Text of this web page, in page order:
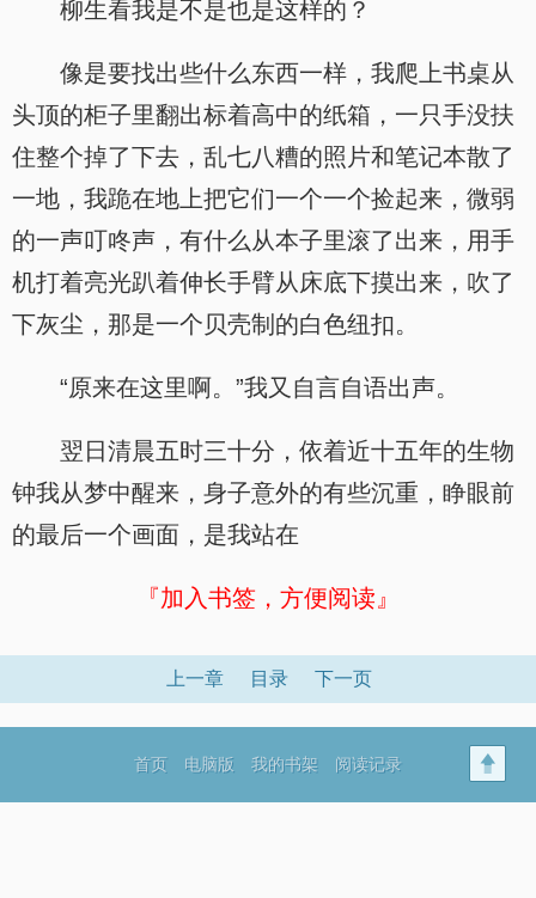
柳生看我是不是也是这样的？
像是要找出些什么东西一样，我爬上书桌从
头顶的柜子里翻出标着高中的纸箱，一只手没扶
住整个掉了下去，乱七八糟的照片和笔记本散了
一地，我跪在地上把它们一个一个捡起来，微弱
的一声叮咚声，有什么从本子里滚了出来，用手
机打着亮光趴着伸长手臂从床底下摸出来，吹了
下灰尘，那是一个贝壳制的白色纽扣。
“原来在这里啊。”我又自言自语出声。
翌日清晨五时三十分，依着近十五年的生物
钟我从梦中醒来，身子意外的有些沉重，睁眼前
的最后一个画面，是我站在
『加入书签，方便阅读』
上一章 目录 下一页
首页 电脑版 我的书架 阅读记录